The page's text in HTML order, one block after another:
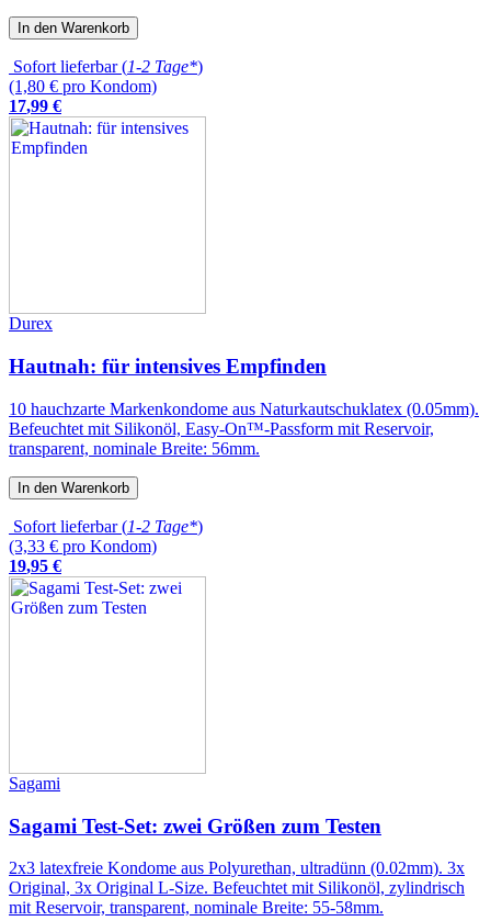
In den Warenkorb
Sofort lieferbar (1-2 Tage*)
(1,80 € pro Kondom)
17,99 €
Durex
Hautnah: für intensives Empfinden
10 hauchzarte Markenkondome aus Naturkautschuklatex (0.05mm).
Befeuchtet mit Silikonöl, Easy-On™-Passform mit Reservoir,
transparent, nominale Breite: 56mm.
In den Warenkorb
Sofort lieferbar (1-2 Tage*)
(3,33 € pro Kondom)
19,95 €
Sagami
Sagami Test-Set: zwei Größen zum Testen
2x3 latexfreie Kondome aus Polyurethan, ultradünn (0.02mm). 3x
Original, 3x Original L-Size. Befeuchtet mit Silikonöl, zylindrisch
mit Reservoir, transparent, nominale Breite: 55-58mm.